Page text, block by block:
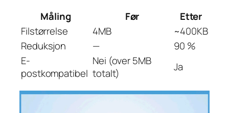
Måling
Før
Etter
Filstørrelse
4MB
~400KB
Reduksjon
—
90 %
E-
postkompatibel
Nei (over 5MB
totalt)
Ja